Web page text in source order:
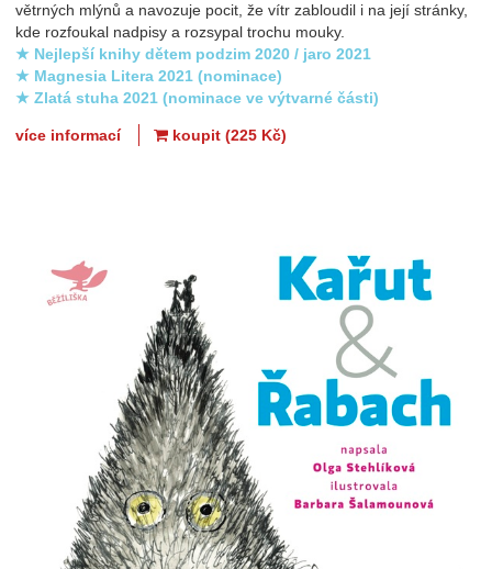
větrných mlýnů a navozuje pocit, že vítr zabloudil i na její stránky,
kde rozfoukal nadpisy a rozsypal trochu mouky.
★ Nejlepší knihy dětem podzim 2020 / jaro 2021
★ Magnesia Litera 2021 (nominace)
★ Zlatá stuha 2021 (nominace ve výtvarné části)
více informací koupit (225 Kč)